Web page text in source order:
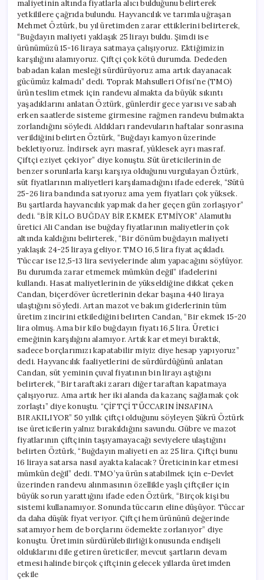
maliyetinin altında fiyatlarla alıcı bulduğunu belirterek
yetkililere çağrıda bulundu. Hayvancılık ve tarımla uğraşan
Mehmet Öztürk, bu yıl üretimden zarar ettiklerini belirterek,
“Buğdayın maliyeti yaklaşık 25 lirayı buldu. Şimdi ise
ürünümüzü 15-16 liraya satmaya çalışıyoruz. Ektiğimizin
karşılığını alamıyoruz. Çiftçi çok kötü durumda. Dededen
babadan kalan mesleği sürdürüyoruz ama artık dayanacak
gücümüz kalmadı” dedi. Toprak Mahsulleri Ofisi’ne (TMO)
ürün teslim etmek için randevu almakta da büyük sıkıntı
yaşadıklarını anlatan Öztürk, günlerdir gece yarısı ve sabah
erken saatlerde sisteme girmesine rağmen randevu bulmakta
zorlandığını söyledi. Aldıkları randevuların haftalar sonrasına
verildiğini belirten Öztürk, “Buğdayı kamyon üzerinde
bekletiyoruz. İndirsek ayrı masraf, yüklesek ayrı masraf.
Çiftçi eziyet çekiyor” diye konuştu. Süt üreticilerinin de
benzer sorunlarla karşı karşıya olduğunu vurgulayan Öztürk,
süt fiyatlarının maliyetleri karşılamadığını ifade ederek, “Sütü
25-26 lira bandında satıyoruz ama yem fiyatları çok yüksek.
Bu şartlarda hayvancılık yapmak da her geçen gün zorlaşıyor”
dedi. “BİR KİLO BUĞDAY BİR EKMEK ETMİYOR” Alamutlu
üretici Ali Candan ise buğday fiyatlarının maliyetlerin çok
altında kaldığını belirterek, “Bir dönüm buğdayın maliyeti
yaklaşık 24-25 liraya geliyor. TMO 16,5 lira fiyat açıkladı.
Tüccar ise 12,5-13 lira seviyelerinde alım yapacağını söylüyor.
Bu durumda zarar etmemek mümkün değil” ifadelerini
kullandı. Hasat maliyetlerinin de yükseldiğine dikkat çeken
Candan, biçerdöver ücretlerinin dekar başına 440 liraya
ulaştığını söyledi. Artan mazot ve bakım giderlerinin tüm
üretim zincirini etkilediğini belirten Candan, “Bir ekmek 15-20
lira olmuş. Ama bir kilo buğdayın fiyatı 16,5 lira. Üretici
emeğinin karşılığını alamıyor. Artık kar etmeyi bıraktık,
sadece borçlarımızı kapatabilir miyiz diye hesap yapıyoruz”
dedi. Hayvancılık faaliyetlerini de sürdürdüğünü anlatan
Candan, süt yeminin çuval fiyatının bin lirayı aştığını
belirterek, “Bir taraftaki zararı diğer taraftan kapatmaya
çalışıyoruz. Ama artık her iki alanda da kazanç sağlamak çok
zorlaştı” diye konuştu. “ÇİFTÇİ TÜCCARIN İNSAFINA
BIRAKILIYOR” 50 yıllık çiftçi olduğunu söyleyen Şükrü Öztürk
ise üreticilerin yalnız bırakıldığını savundu. Gübre ve mazot
fiyatlarının çiftçinin taşıyamayacağı seviyelere ulaştığını
belirten Öztürk, “Buğdayın maliyeti en az 25 lira. Çiftçi bunu
16 liraya satarsa nasıl ayakta kalacak? Üreticinin kar etmesi
mümkün değil” dedi. TMO’ya ürün satabilmek için e-Devlet
üzerinden randevu alınmasının özellikle yaşlı çiftçiler için
büyük sorun yarattığını ifade eden Öztürk, “Birçok kişi bu
sistemi kullanamıyor. Sonunda tüccarın eline düşüyor. Tüccar
da daha düşük fiyat veriyor. Çiftçi hem ürününü değerinde
satamıyor hem de borçlarını ödemekte zorlanıyor” diye
konuştu. Üretimin sürdürülebilirliği konusunda endişeli
olduklarını dile getiren üreticiler, mevcut şartların devam
etmesi halinde birçok çiftçinin gelecek yıllarda üretimden
çekile